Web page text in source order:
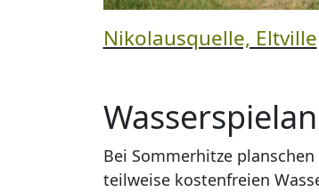
Nikolausquelle, Eltville
Bei Sommerhitze
teilweise kostenfreien